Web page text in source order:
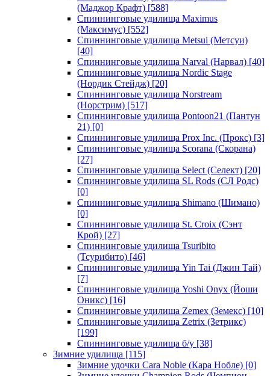
(Маджор Крафт) [588]
Спиннинговые удилища Maximus
(Максимус) [552]
Спиннинговые удилища Metsui (Метсуи)
[40]
Спиннинговые удилища Narval (Нарвал) [40]
Спиннинговые удилища Nordic Stage
(Нордик Стейдж) [20]
Спиннинговые удилища Norstream
(Норстрим) [517]
Спиннинговые удилища Pontoon21 (Пантун
21) [0]
Спиннинговые удилища Prox Inc. (Прокс) [3]
Спиннинговые удилища Scorana (Скорана)
[27]
Спиннинговые удилища Select (Селект) [20]
Спиннинговые удилища SL Rods (СЛ Родс)
[0]
Спиннинговые удилища Shimano (Шимано)
[0]
Спиннинговые удилища St. Croix (Сэнт
Крой) [27]
Спиннинговые удилища Tsuribito
(Тсурибито) [46]
Спиннинговые удилища Yin Tai (Джин Тай)
[7]
Спиннинговые удилища Yoshi Onyx (Йоши
Оникс) [16]
Спиннинговые удилища Zemex (Земекс) [10]
Спиннинговые удилища Zetrix (Зетрикс)
[199]
Спиннинговые удилища б/у [38]
Зимние удилища [115]
Зимние удочки Cara Noble (Кара Нобле) [0]